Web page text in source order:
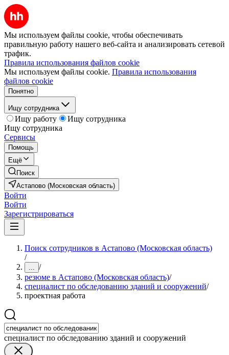
Мы используем файлы cookie, чтобы обеспечивать
правильную работу нашего веб-сайта и анализировать сетевой
трафик.
Правила использования файлов cookie
Мы используем файлы cookie. Правила использования
файлов cookie
Понятно
Ищу сотрудника
Ищу работу
Ищу сотрудника
Ищу сотрудника
Сервисы
Помощь
Ещё
Поиск
Астапово (Московская область)
Войти
Войти
Зарегистрироваться
Поиск сотрудников в Астапово (Московская область)
/
... /
резюме в Астапово (Московская область)/
специалист по обследованию зданий и сооружений/
проектная работа
специалист по обследованию зданий и сооружений